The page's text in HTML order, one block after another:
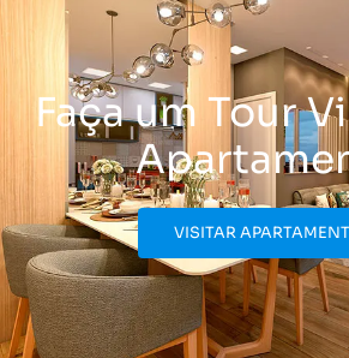
Faça um Tour
VISITAR